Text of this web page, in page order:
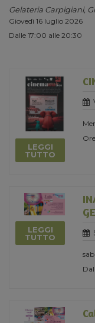
Gelateria Carpigiani,
Giovedì 16 luglio 2026
Dalle 17:00 alle 20:30
LEGGI
TUTTO
LEGGI
TUTTO